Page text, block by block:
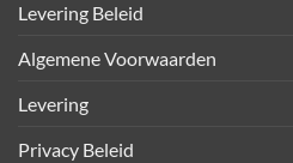
Levering Beleid
Algemene Voorwaarden
Levering
Privacy Beleid